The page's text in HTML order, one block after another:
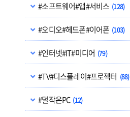
#소프트웨어#앱#서비스 (128)
#오디오#헤드폰#이어폰 (103)
#인터넷#IT#미디어 (79)
#TV#디스플레이#프로젝터 (88)
#덜작은PC (12)